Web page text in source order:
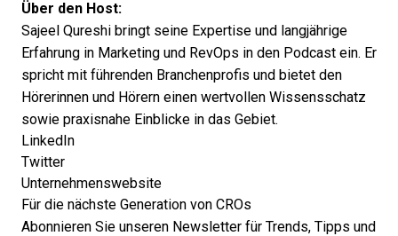
Über den Host:
Sajeel Qureshi bringt seine Expertise und langjährige
Erfahrung in Marketing und RevOps in den Podcast ein. Er
spricht mit führenden Branchenprofis und bietet den
Hörerinnen und Hörern einen wertvollen Wissensschatz
sowie praxisnahe Einblicke in das Gebiet.
LinkedIn
Twitter
Unternehmenswebsite
Für die nächste Generation von CROs
Abonnieren Sie unseren Newsletter für Trends, Tipps und